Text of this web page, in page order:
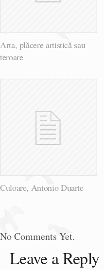
Arta, plăcere artistică sau
teroare
Culoare, Antonio Duarte
No Comments Yet.
Leave a Reply